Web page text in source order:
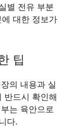
별 전유 부분
대한 정보가
팁
의 내용과 실
반드시 확인해
는 육안으로
다.